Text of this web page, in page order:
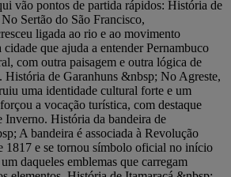
vão pontos de partida rápidos: História de
Sertão do São Francisco,
ligada ao rio e ao movimento
que ajuda a entender Pernambuco
com outra paisagem e outra lógica de
História de Garanhuns &nbsp; No Agreste,
uma identidade cultural forte e um
a vocação turística, com destaque
Inverno. História da bandeira de
A bandeira é associada à Revolução
1817 e se tornou símbolo oficial no início
daqueles emblemas que carregam